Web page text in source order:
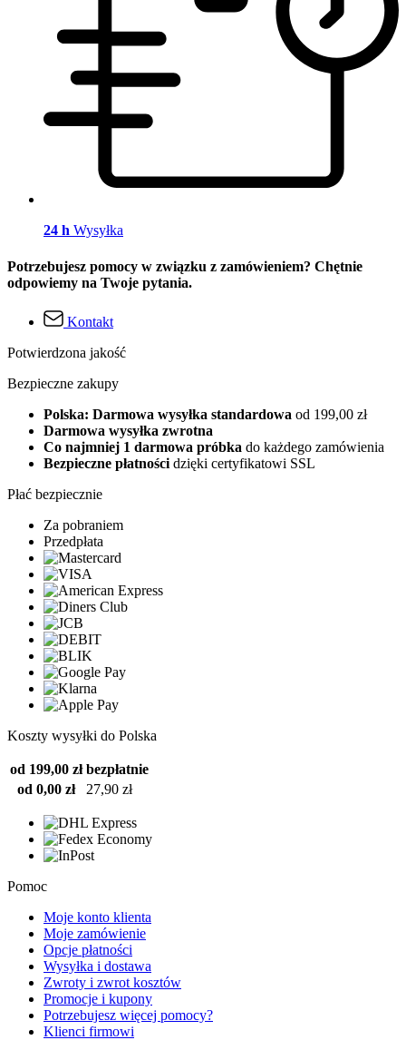
24 h Wysyłka
Potrzebujesz pomocy w związku z zamówieniem? Chętnie
odpowiemy na Twoje pytania.
Kontakt
Potwierdzona jakość
Bezpieczne zakupy
Polska: Darmowa wysyłka standardowa od 199,00 zł
Darmowa wysyłka zwrotna
Co najmniej 1 darmowa próbka do każdego zamówienia
Bezpieczne płatności dzięki certyfikatowi SSL
Płać bezpiecznie
Za pobraniem
Przedpłata
Koszty wysyłki do Polska
od 199,00 zł bezpłatnie
od 0,00 zł
27,90 zł
Pomoc
Moje konto klienta
Moje zamówienie
Opcje płatności
Wysyłka i dostawa
Zwroty i zwrot kosztów
Promocje i kupony
Potrzebujesz więcej pomocy?
Klienci firmowi